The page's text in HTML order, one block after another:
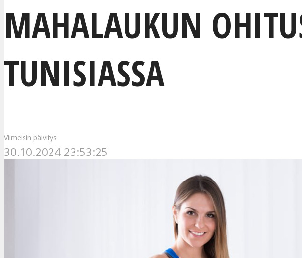
MAHALAUKUN
TUNISIASSA
Viimeisin päivitys
30.10.2024 23:53:25